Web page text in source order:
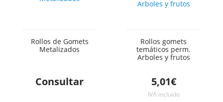
Rollos de Gomets
Metalizados
Consultar
Rollos gomets
temáticos perm.
Arboles y frutos
5,01€
IVA incluido